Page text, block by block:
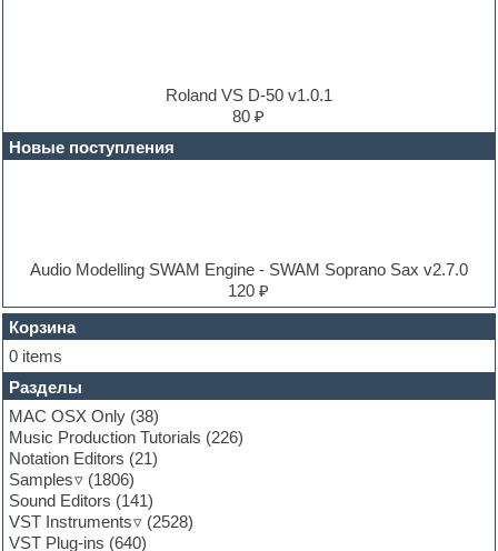
Electric guitar
Electric piano
EXS24 Instruments
FL Studio
Flute
Folk samples
Fruityloops
Funk
Garritan
General MIDI kits
Guitar emulation
Guitar loops
Guitar processing and effects
Hands-up samples
Hardstyle
Roland VS D-50 v1.0.1
80 ₽
Новые поступления
Audio Modelling SWAM Engine - SWAM Soprano Sax v2.7.0
120 ₽
Корзина
0 items
Разделы
MAC OSX Only (38)
Music Production Tutorials (226)
Notation Editors (21)
Samples
(1806)
Sound Editors (141)
VST Instruments
(2528)
VST Plug-ins (640)